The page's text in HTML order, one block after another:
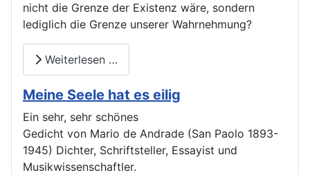
nicht die Grenze der Existenz wäre, sondern
lediglich die Grenze unserer Wahrnehmung?
Weiterlesen …
Meine Seele hat es eilig
Ein sehr, sehr schönes
Gedicht von Mario de Andrade (San Paolo 1893-
1945) Dichter, Schriftsteller, Essayist und
Musikwissenschaftler.